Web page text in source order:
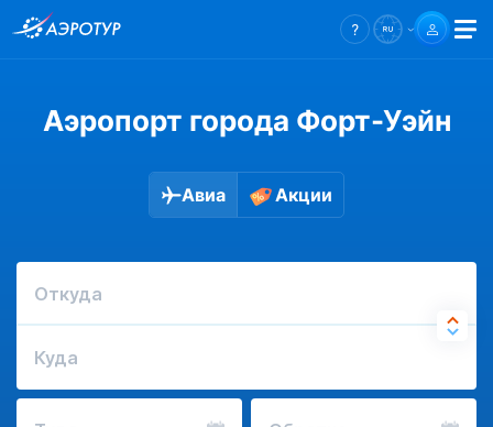
Аэропорт города Форт-Уэйн
Авиа Акции
Откуда
Куда